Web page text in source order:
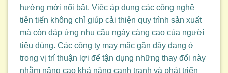
hướng mới nổi bật. Việc áp dụng các công nghệ
tiên tiến không chỉ giúp cải thiện quy trình sản xuất
mà còn đáp ứng nhu cầu ngày càng cao của người
tiêu dùng. Các công ty may mặc gần đây đang ở
trong vị trí thuận lợi để tận dụng những thay đổi này
nhằm nâng cao khả năng cạnh tranh và phát triển